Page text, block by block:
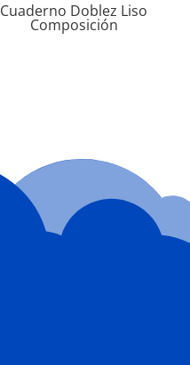
Cuaderno Doblez Liso
Composición